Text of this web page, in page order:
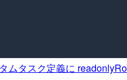
タスク定義に